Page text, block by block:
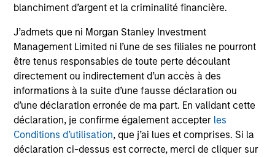
blanchiment d’argent et la criminalité financière.
J’admets que ni Morgan Stanley Investment
Management Limited ni l’une de ses filiales ne pourront
être tenus responsables de toute perte découlant
directement ou indirectement d’un accès à des
informations à la suite d’une fausse déclaration ou
d’une déclaration erronée de ma part. En validant cette
déclaration, je confirme également accepter les
Conditions d’utilisation, que j’ai lues et comprises. Si la
déclaration ci-dessus est correcte, merci de cliquer sur
May not represent all Team Members.
The information on this page is for informational
purposes only. The information contained herein does
not constitute and should not be construed as an
offering of advisory services or an offer to sell or a
solicitation of an offer to buy any securities in any
jurisdiction in which such offer or solicitation,
purchase or sale would be unlawful under the
securities, insurance or other laws of such jurisdiction.